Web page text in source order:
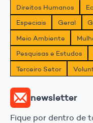
Direitos Humanos
Especiais
Geral
Meio Ambiente
Pesquisas e Estudos
Terceiro Setor
newsletter
Fique por dentro de